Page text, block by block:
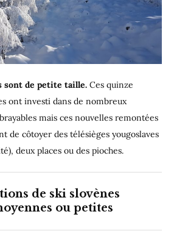
sont de petite taille. Ces quinze
ont investi dans de nombreux
mais ces nouvelles remontées
de côtoyer des télésièges yougoslaves
deux places ou des pioches.
de ski slovènes
ou petites